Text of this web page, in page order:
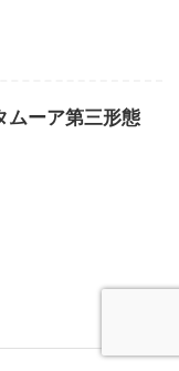
ムーア第三形態